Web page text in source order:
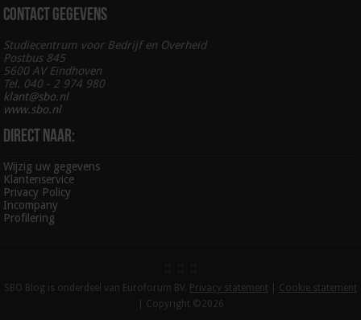
Contact gegevens
Studiecentrum voor Bedrijf en Overheid
Postbus 845
5600 AV Eindhoven
Tel. 040 - 2 974 980
klant@sbo.nl
www.sbo.nl
Direct naar:
Wijzig uw gegevens
Klantenservice
Privacy Policy
Incompany
Profilering
SBO Blog is onderdeel van Euroforum BV. Privacy statement
Cookie statement
| Copyright ©2026